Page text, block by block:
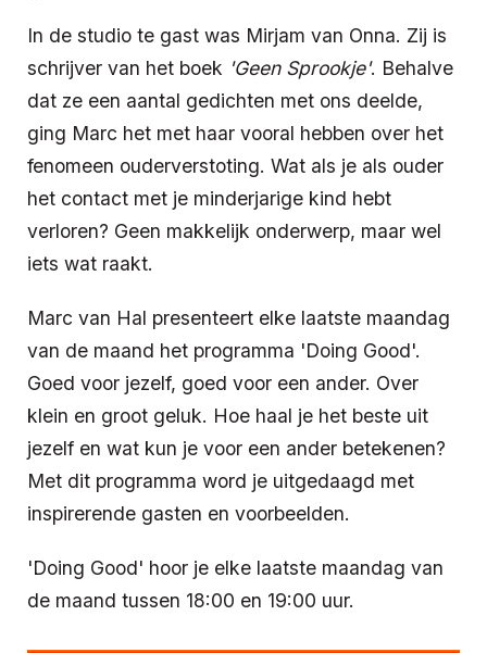
In de studio te gast was Mirjam van Onna. Zij is
schrijver van het boek 'Geen Sprookje'. Behalve
dat ze een aantal gedichten met ons deelde,
ging Marc het met haar vooral hebben over het
fenomeen ouderverstoting. Wat als je als ouder
het contact met je minderjarige kind hebt
verloren? Geen makkelijk onderwerp, maar wel
iets wat raakt.
Marc van Hal presenteert elke laatste maandag
van de maand het programma 'Doing Good'.
Goed voor jezelf, goed voor een ander. Over
klein en groot geluk. Hoe haal je het beste uit
jezelf en wat kun je voor een ander betekenen?
Met dit programma word je uitgedaagd met
inspirerende gasten en voorbeelden.
'Doing Good' hoor je elke laatste maandag van
de maand tussen 18:00 en 19:00 uur.